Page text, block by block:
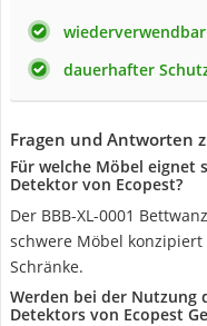
wiederverwendbar
dauerhafter
Fragen und Antworten
Für welche Möbel eignet
Detektor von Ecopest?
Der ‎BBB-XL-0001
schwere Möbel
Schränke.
Werden bei der Nutzung
Detektors von Ecopest